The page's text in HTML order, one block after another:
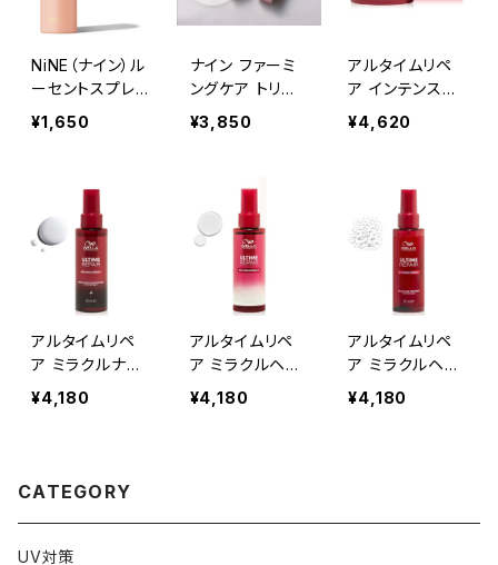
NiNE（ナイン）ル
ーセントスプレ
ー〈0〉60g
¥1,650
ナイン ファーミ
ングケア トリー
トメント 400ml
¥3,850
アルタイムリペ
ア インテンスマ
スク 150ml
¥4,620
アルタイムリペ
ア ミラクルナイ
トトリートメント
95ml(ミルクタイ
¥4,180
アルタイムリペ
ア ミラクルヘア
オイル 95ml(オ
イルタイプ)
¥4,180
アルタイムリペ
ア ミラクルヘア
トリートメント 9
5ml(ミストタイ
¥4,180
CATEGORY
UV対策